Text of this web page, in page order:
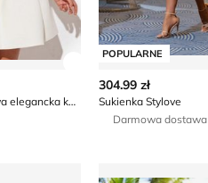
Sukienka gorsetowa elegancka katrus
POPULARNE
304.99 zł
Sukienka Stylove
Darmowa dostawa
Sukienka Numoco